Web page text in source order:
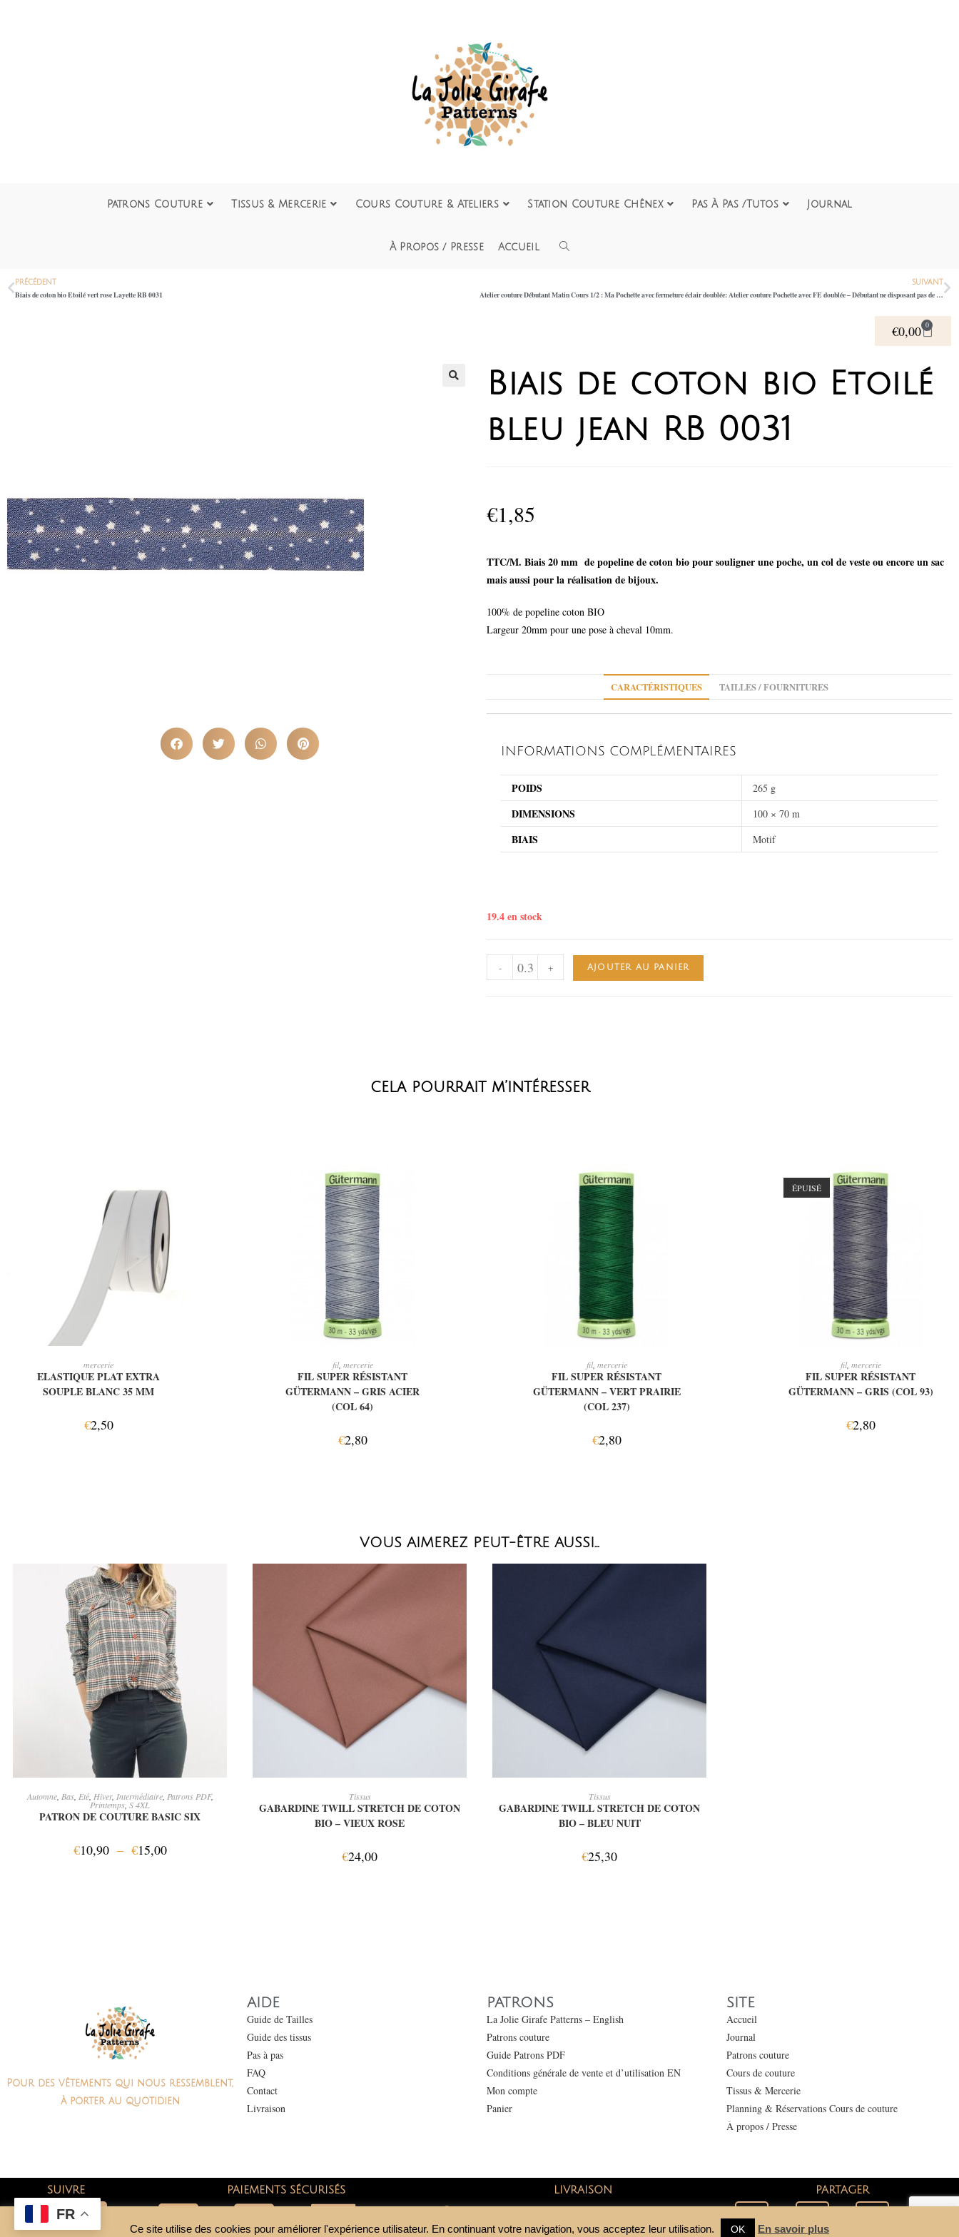
Patrons Couture Tissus & Mercerie Cours Couture & Ateliers Station Couture Chênex Pas À Pas /Tutos Journal
À Propos / Presse Accueil
PRÉCÉDENT
Biais de coton bio Etoilé vert rose Layette RB 0031
SUIVANT
Atelier couture Débutant Matin Cours 1/2 : Ma Pochette avec fermeture éclair doublée: Atelier couture Pochette avec FE doublée – Débutant ne disposant pas de machine 40
€0,00 0
Biais de coton bio Etoilé
bleu jean RB 0031
€1,85
TTC/M. Biais 20 mm de popeline de coton bio pour souligner une poche, un col de veste ou encore un sac
mais aussi pour la réalisation de bijoux.
100% de popeline coton BIO
Largeur 20mm pour une pose à cheval 10mm.
CARACTÉRISTIQUES TAILLES / FOURNITURES
INFORMATIONS COMPLÉMENTAIRES
POIDS 265 g
DIMENSIONS 100 × 70 m
BIAIS Motif
19.4 en stock
- + AJOUTER AU PANIER
cela pourrait m’intéresser
mercerie
ELASTIQUE PLAT EXTRA
SOUPLE BLANC 35 MM
€2,50
AJOUTER AU PANIER
fil, mercerie
FIL SUPER RÉSISTANT
GÜTERMANN – GRIS ACIER
(COL 64)
€2,80
AJOUTER AU PANIER
fil, mercerie
FIL SUPER RÉSISTANT
GÜTERMANN – VERT PRAIRIE
(COL 237)
€2,80
ÉPUISÉ
LIRE LA SUITE
fil, mercerie
FIL SUPER RÉSISTANT
GÜTERMANN – GRIS (COL 93)
€2,80
VOUS AIMEREZ PEUT-ÊTRE AUSSI…
CHOIX DES OPTIONS
Automne, Bas, Eté, Hiver, Intermédiaire, Patrons PDF,
Printemps S 4XL
PATRON DE COUTURE BASIC SIX
€10,90 – €15,00
Tissus
GABARDINE TWILL STRETCH DE COTON
BIO – VIEUX ROSE
€24,00
Tissus
GABARDINE TWILL STRETCH DE COTON
BIO – BLEU NUIT
€25,30
Pour des vêtements qui nous ressemblent,
à porter au quotidien
AIDE
Guide de Tailles
Guide des tissus
Pas à pas
FAQ
Contact
Livraison
PATRONS
La Jolie Girafe Patterns – English
Patrons couture
Guide Patrons PDF
Conditions générale de vente et d’utilisation EN
Mon compte
Panier
SITE
Accueil
Journal
Patrons couture
Cours de couture
Tissus & Mercerie
Planning & Réservations Cours de couture
À propos / Presse
SUIVRE PAIEMENTS SÉCURISÉS LIVRAISON PARTAGER
SEPA
Mondial Relay
Ce site utilise des cookies pour améliorer l'expérience utilisateur. En continuant votre navigation, vous acceptez leur utilisation. OK En savoir plus
FR